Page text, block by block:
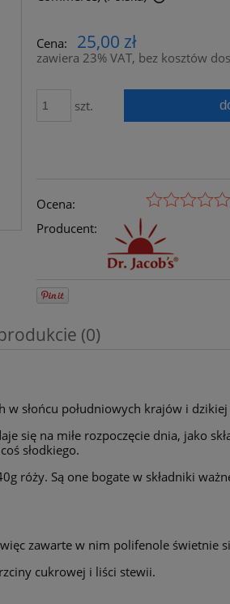
ewentualnych kosztów
Cena:
25,00 zł
zawiera 23% VAT, bez kosztów
szt.
Ocena:
Producent:
kosztów
(0)
w słońcu południowych krajów i
się na miłe rozpoczęcie dnia, jako
słodkiego.
róży. Są one bogate w składniki
zawarte w nim polifenole świetnie
cukrowej i liści stewii.